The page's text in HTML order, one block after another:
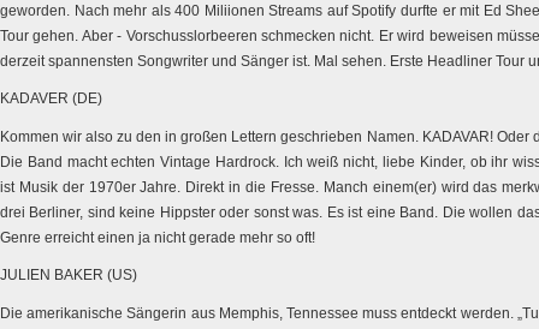
geworden. Nach mehr als 400 Miliionen Streams auf Spotify durfte er mit Ed
Tour gehen. Aber - Vorschusslorbeeren schmecken nicht. Er wird beweisen
derzeit spannensten Songwriter und Sänger ist. Mal sehen. Erste Headliner Tour
KADAVER (DE)
Kommen wir also zu den in großen Lettern geschrieben Namen. KADAVAR! Oder
Die Band macht echten Vintage Hardrock. Ich weiß nicht, liebe Kinder, ob ihr
ist Musik der 1970er Jahre. Direkt in die Fresse. Manch einem(er) wird das
drei Berliner, sind keine Hippster oder sonst was. Es ist eine Band. Die wollen
Genre erreicht einen ja nicht gerade mehr so oft!
JULIEN BAKER (US)
Die amerikanische Sängerin aus Memphis, Tennessee muss entdeckt werden.